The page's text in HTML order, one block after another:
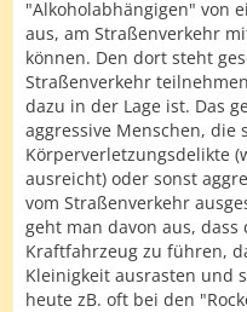
"Alkoholabhängigen" von
aus, am Straßenverkehr
können. Den dort steht
Straßenverkehr
dazu in der Lage ist. Das
aggressive Menschen, die
Körperverletzungsdelikte
ausreicht) oder sonst
vom Straßenverkehr
geht man davon aus,
Kraftfahrzeug zu führen,
Kleinigkeit ausrasten und
heute zB. oft bei den